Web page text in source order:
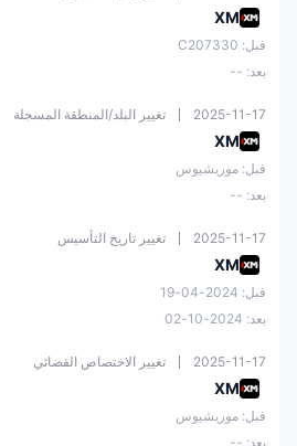
XM
قبل: C207330
بعد: --
2025-11-17 تغيير البلد/المنطقة المسجلة
XM
قبل: موريشيوس
بعد: --
2025-11-17 تغيير تاريخ التأسيس
XM
قبل: 2024-04-19
بعد: 2024-10-02
2025-11-17 تغيير الاختصاص القضائي
XM
قبل: موريشيوس
بعد: --